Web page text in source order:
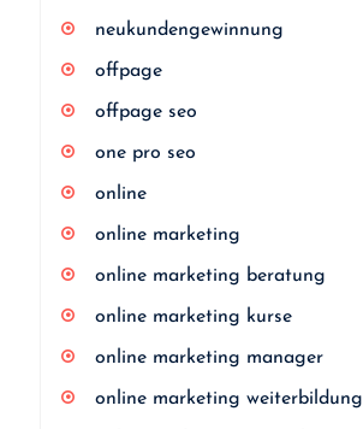
neukundengewinnung
offpage
offpage seo
one pro seo
online
online marketing
online marketing beratung
online marketing kurse
online marketing manager
online marketing weiterbildung